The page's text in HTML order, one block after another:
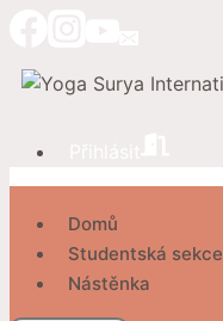
obsah
Domů
Studentská sekce
Nástěnka